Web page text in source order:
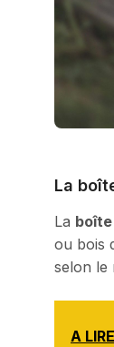
La
La
ou bois
selon le
A